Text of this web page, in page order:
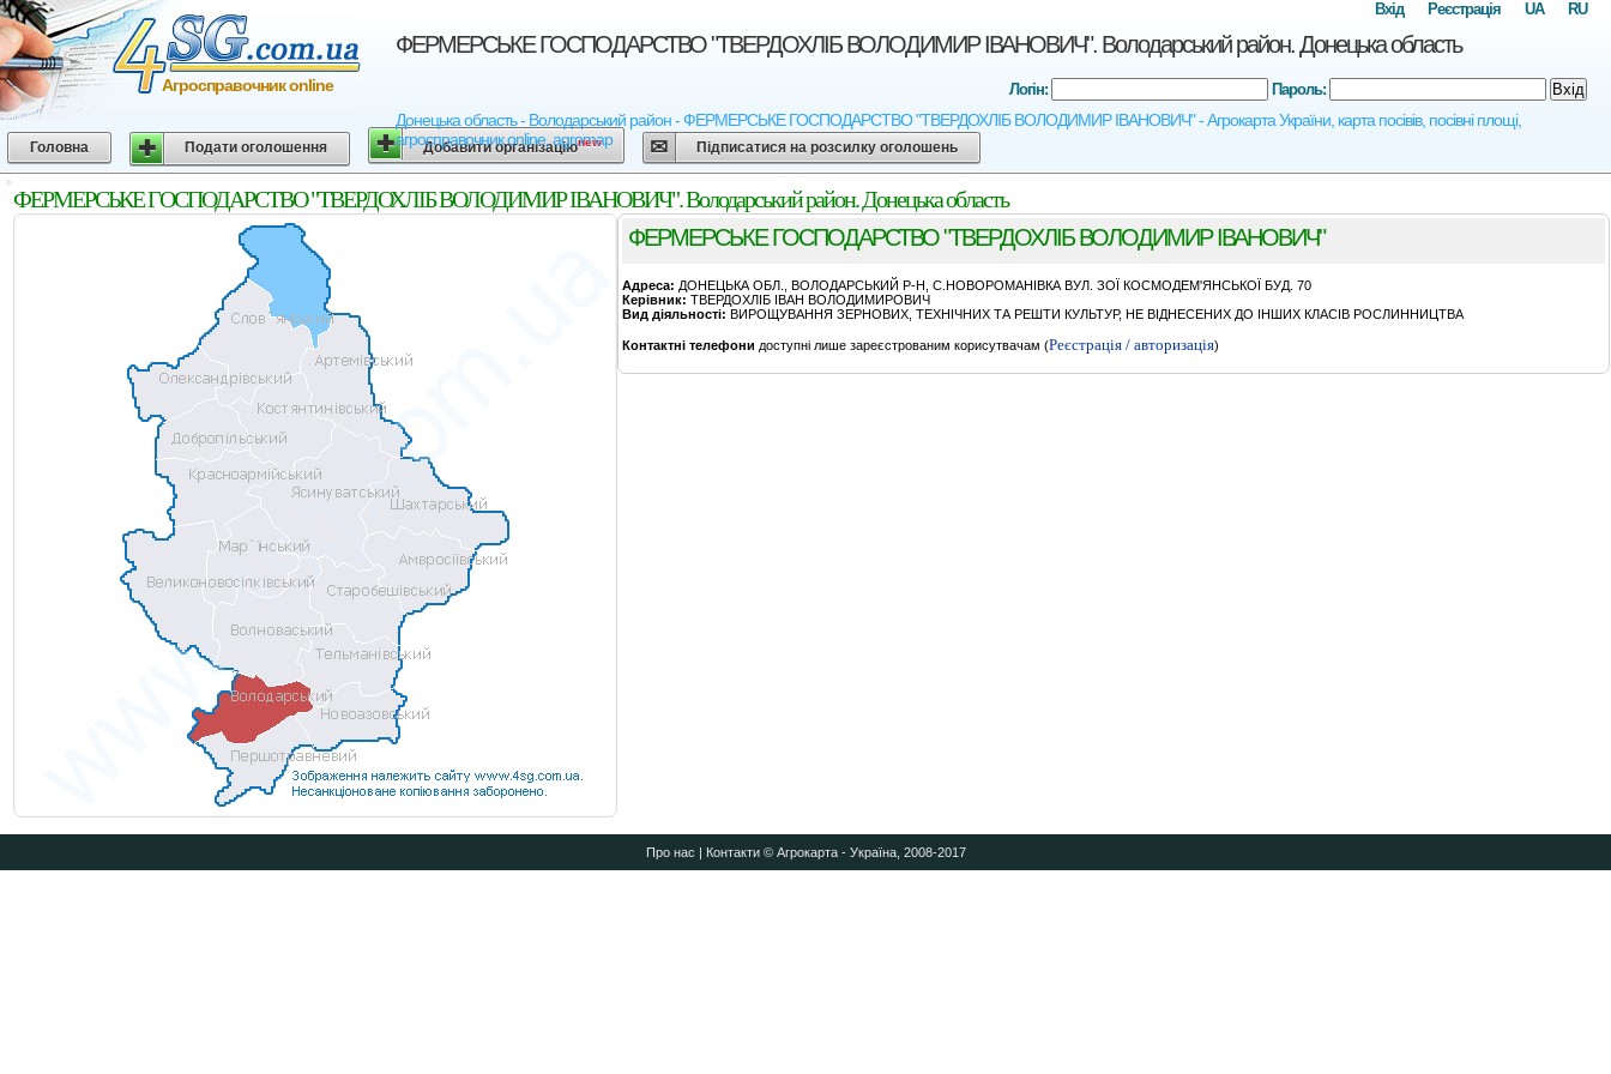
ФЕРМЕРСЬКЕ ГОСПОДАРСТВО "ТВЕРДОХЛIБ ВОЛОДИМИР IВАНОВИЧ". Володарський район. Донецька область
Донецька область - Володарський район - ФЕРМЕРСЬКЕ ГОСПОДАРСТВО "ТВЕРДОХЛIБ ВОЛОДИМИР IВАНОВИЧ" - Агрокарта України, карта посівів, посівні площі,
агросправочник online, agromap
Агросправочник online
RU
UA
Реєстрація
Вхід
Логін: Пароль: Вхід
Головна Подати оголошення Добавити організаціюnew Підписатися на розсилку оголошень
ФЕРМЕРСЬКЕ ГОСПОДАРСТВО "ТВЕРДОХЛIБ ВОЛОДИМИР IВАНОВИЧ". Володарський район. Донецька область
ФЕРМЕРСЬКЕ ГОСПОДАРСТВО "ТВЕРДОХЛIБ ВОЛОДИМИР IВАНОВИЧ"
Адреса: ДОНЕЦЬКА ОБЛ., ВОЛОДАРСЬКИЙ Р-Н, С.НОВОРОМАНIВКА ВУЛ. ЗОЇ КОСМОДЕМ'ЯНСЬКОЇ БУД. 70
Керівник: ТВЕРДОХЛIБ IВАН ВОЛОДИМИРОВИЧ
Вид діяльності: ВИРОЩУВАННЯ ЗЕРНОВИХ, ТЕХНІЧНИХ ТА РЕШТИ КУЛЬТУР, НЕ ВІДНЕСЕНИХ ДО ІНШИХ КЛАСІВ РОСЛИННИЦТВА
Контактні телефони доступні лише зареєстрованим корисутвачам (Реєстрація / авторизація)
Про нас | Контакти© Агрокарта - Україна, 2008-2017